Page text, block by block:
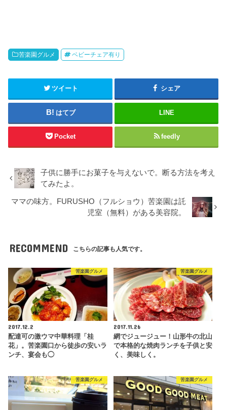
苦楽園グルメ ベビーチェア有り
ツイート シェア
はてブ LINE
Pocket feedly
子供に勝手にお菓子を与えないで。断る方法を考え
てみたよ。
ママの味方。FURUSHO（フルショウ）苦楽園は託
児室（無料）がある美容院。
RECOMMEND こちらの記事も人気です。
苦楽園グルメ
2017.12.2
配達可の激ウマ中華料理「桂
花」。苦楽園口から徒歩の安いラ
ンチ、宴会も◯
苦楽園グルメ
2017.11.26
網でジュージュー！山形牛の北山
で本格的な焼肉ランチを子供と安
く、美味しく。
苦楽園グルメ 苦楽園グルメ